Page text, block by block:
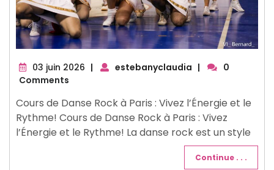
03 juin 2026 03
| estebanyclaudia |
0
Comments
Cours de Danse Rock à Paris : Vivez l’Énergie et le
Rythme! Cours de Danse Rock à Paris : Vivez
l’Énergie et le Rythme! La danse rock est un style
Continue . . .